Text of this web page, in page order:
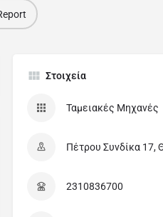
Στοιχεία
Ταμειακές Μηχανές
Πέτρου Συνδίκα 17,
2310836700